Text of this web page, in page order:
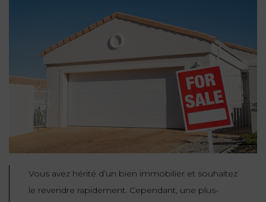
TRAVAIL
RESPONSABILITÉ
& ASSURANCE
CONTRATS &
CONSOMMATION
CONTRATS &
CONSOMMATION
DROIT
DES
AFFAIRES
FISCALITÉ
AVOCATS
FRANCO-
TURC
START-
UPS
RGPD
CONNAÎTRE
EQUIPE
DIRIGEANTE
REJOIGNEZ-
Nos
agences
Prendre
Vous avez hérité d’un bien immobilier et souhaitez
le revendre rapidement. Cependant, une plus-